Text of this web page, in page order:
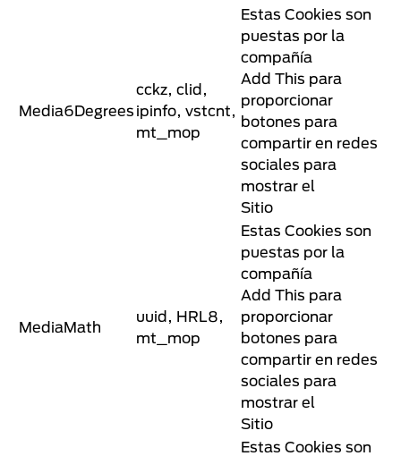
Media6Degrees
cckz, clid,
ipinfo, vstcnt,
mt_mop
Estas Cookies son
puestas por la
compañía
Add This para
proporcionar
botones para
compartir en redes
sociales para
mostrar el
Sitio
MediaMath
uuid, HRL8,
mt_mop
Estas Cookies son
puestas por la
compañía
Add This para
proporcionar
botones para
compartir en redes
sociales para
mostrar el
Sitio
Estas Cookies son